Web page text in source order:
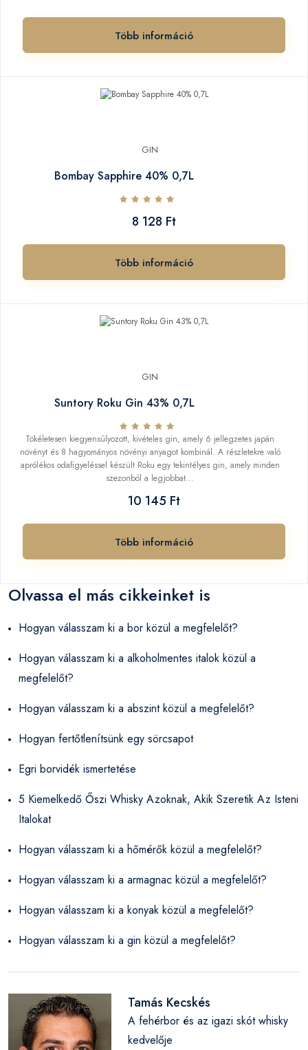
Több információ
GIN
Bombay Sapphire 40% 0,7L
8 128 Ft
Több információ
GIN
Suntory Roku Gin 43% 0,7L
Tökéletesen kiegyensúlyozott, kivételes gin, amely 6 jellegzetes japán
növényt és 8 hagyományos növényi anyagot kombinál. A részletekre való
aprólékos odafigyeléssel készült Roku egy tekintélyes gin, amely minden
szezonból a legjobbat...
10 145 Ft
Több információ
Olvassa el más cikkeinket is
Hogyan válasszam ki a bor közül a megfelelőt?
Hogyan válasszam ki a alkoholmentes italok közül a
megfelelőt?
Hogyan válasszam ki a abszint közül a megfelelőt?
Hogyan fertőtlenítsünk egy sörcsapot
Egri borvidék ismertetése
5 Kiemelkedő Őszi Whisky Azoknak, Akik Szeretik Az Isteni
Italokat
Hogyan válasszam ki a hőmérők közül a megfelelőt?
Hogyan válasszam ki a armagnac közül a megfelelőt?
Hogyan válasszam ki a konyak közül a megfelelőt?
Hogyan válasszam ki a gin közül a megfelelőt?
Tamás Kecskés
A fehérbor és az igazi skót whisky
kedvelője